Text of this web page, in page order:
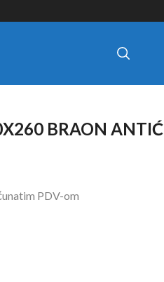
BRAON ANTIĆ
PDV-om